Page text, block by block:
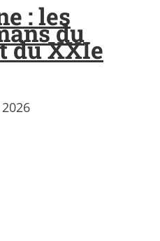
: les
du
du XXIe